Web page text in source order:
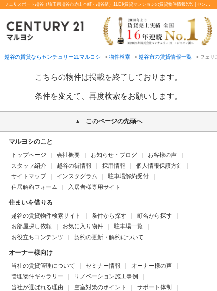
フェリスポート越谷（埼玉県越谷市赤山本町・越谷駅）1LDK賃貸マンションの賃貸物件情報%% | センチュリー21マルヨシ
越谷の賃貸ならセンチュリー21マルヨシ > 物件検索 > 越谷市の賃貸情報一覧 > フェリ
こちらの物件は掲載を終了しております。
条件を変えて、再度検索をお願いします。
このページの先頭へ
マルヨシのこと
トップページ 会社概要 お知らせ・ブログ
お客様の声
スタッフ紹介
越谷の街情報 採用情報
個人情報保護方針
サイトマップ
インスタグラム
駐車場解約受付
住居解約フォーム
入居者様専用サイト
住まいを借りる
越谷の賃貸物件検索サイト 条件から探す
町名から探す
お部屋探し依頼
お気に入り物件
駐車場一覧
お役立ちコンテンツ
契約の更新・解約について
オーナー様向け
当社の賃貸管理について セミナー情報
オーナー様の声
管理物件ギャラリー
リノベーション施工事例
当社が選ばれる理由
空室対策のポイント
サポート体制